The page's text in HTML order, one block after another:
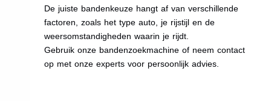
De juiste bandenkeuze hangt af van verschillende
factoren, zoals het type auto, je rijstijl en de
weersomstandigheden waarin je rijdt.
Gebruik onze bandenzoekmachine of neem contact
op met onze experts voor persoonlijk advies.